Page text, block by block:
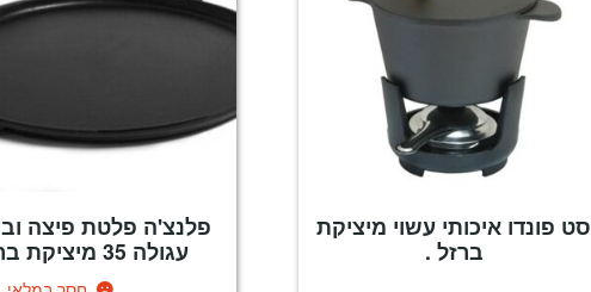
סט פונדו איכותי עשוי מיציקת
ברזל .
פלנצ'ה פלטת פיצה
עגולה 35 מיציקת ברזל